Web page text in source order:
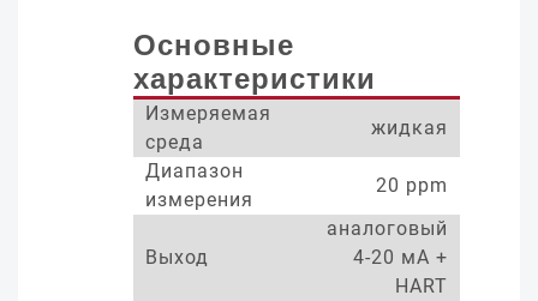
Основные
характеристики
Измеряемая
среда
жидкая
Диапазон
измерения
20 ppm
Выход
аналоговый
4-20 мА +
HART